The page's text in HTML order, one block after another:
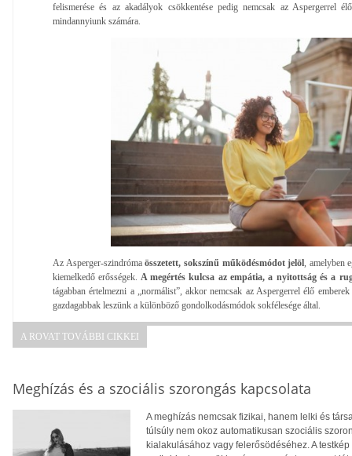
felismerése és az akadályok csökkentése pedig nemcsak az Aspergerrel
mindannyiunk számára.
Az Asperger-szindrómaösszetett, sokszínű működésmódot jelöl , amelyben
kiemelkedő erősségek. A megértés kulcsa az empátia, a nyitottság és a
tágabban értelmezni a „normálist”, akkor nemcsak az Aspergerrel élő
gazdagabbak leszünk a különböző gondolkodásmódok sokfélesége által.
A ROVAT TOVÁBBI CIKKEI
Meghízás és a szociális szorongás kapcsolata
A meghízás nemcsak fizikai, hanem lelki és
túlsúly nem okoz automatikusan szociális
kialakulásához vagy felerősödéséhez. A